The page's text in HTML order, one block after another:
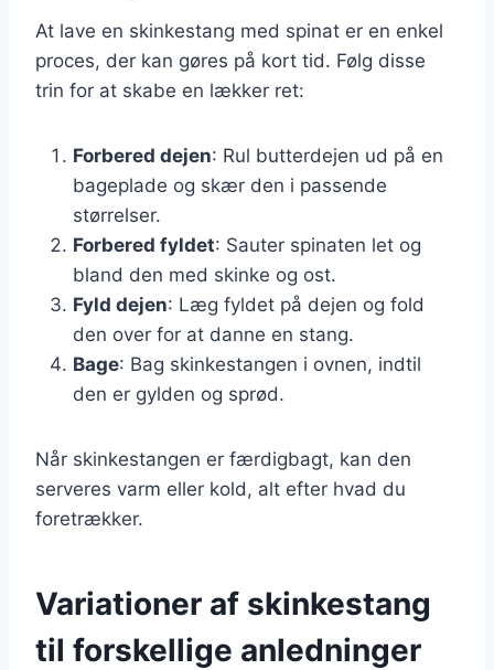
At lave en skinkestang med spinat er en enkel
proces, der kan gøres på kort tid. Følg disse
trin for at skabe en lækker ret:
Forbered dejen: Rul butterdejen ud på en
bageplade og skær den i passende
størrelser.
Forbered fyldet: Sauter spinaten let og
bland den med skinke og ost.
Fyld dejen: Læg fyldet på dejen og fold
den over for at danne en stang.
Bage: Bag skinkestangen i ovnen, indtil
den er gylden og sprød.
Når skinkestangen er færdigbagt, kan den
serveres varm eller kold, alt efter hvad du
foretrækker.
Variationer af skinkestang
til forskellige anledninger